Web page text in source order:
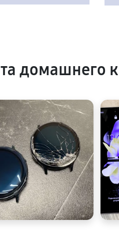
домашнего